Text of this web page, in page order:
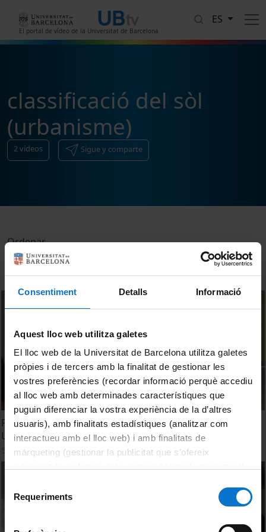
Consentiment Detalls Informació
Aquest lloc web utilitza galetes
El lloc web de la Universitat de Barcelona utilitza galetes
pròpies i de tercers amb la finalitat de gestionar les
vostres preferències (recordar informació perquè accediu
al lloc web amb determinades característiques que
puguin diferenciar la vostra experiència de la d’altres
usuaris), amb finalitats estadístiques (analitzar com
interactueu amb el lloc web) i amb finalitats de
màrqueting (gestionar la publicitat que s’ofereix
consultar laPolítica de galetes del lloc web de la
Requeriments
El portal de vídeo de la Universitat de Barcelona
ES
classificació del sòl
(urbanisme)
2vídeos Sigue y comparte
Ordenar
Políticas públicas de vivienda, participación y género.
Ulises Lara López
5 Enero, 2011